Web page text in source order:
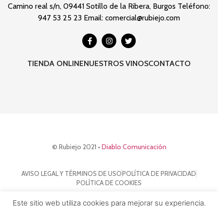
Camino real s/n, 09441 Sotillo de la Ribera, Burgos Teléfono:
947 53 25 23 Email: comercial@rubiejo.com
TIENDA ONLINENUESTROS VINOSCONTACTO
© Rubiejo 2021 • Diablo Comunicación
AVISO LEGAL Y TÉRMINOS DE USOPOLÍTICA DE PRIVACIDAD
POLÍTICA DE COOKIES
Este sitio web utiliza cookies para mejorar su experiencia.